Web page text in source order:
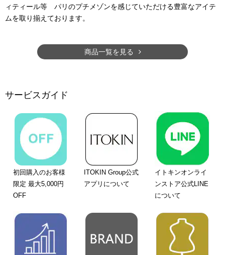
ィティール等 パリのプチメゾンを感じていただける豊富なアイテ
ムを取り揃えております。
商品一覧を見る
サービスガイド
初回購入のお客様
限定 最大5,000円
OFF
ITOKIN Group公式
アプリについて
イトキンオンライ
ンストア公式LINE
について